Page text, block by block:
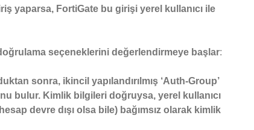
yaparsa, FortiGate bu girişi yerel kullanıcı ile
seçeneklerini değerlendirmeye başlar:
sonra, ikincil yapılandırılmış ‘Auth-Group’
bulur. Kimlik bilgileri doğruysa, yerel kullanıcı
devre dışı olsa bile) bağımsız olarak kimlik